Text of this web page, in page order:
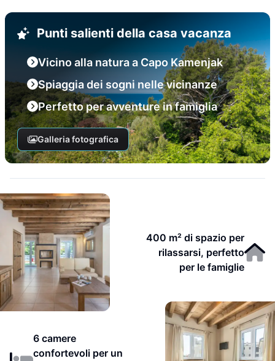
Punti salienti della casa vacanza
Vicino alla natura a Capo Kamenjak
Spiaggia dei sogni nelle vicinanze
Perfetto per avventure in famiglia
Galleria fotografica
400 m² di spazio per
rilassarsi, perfetto
per le famiglie
6 camere
confortevoli per un